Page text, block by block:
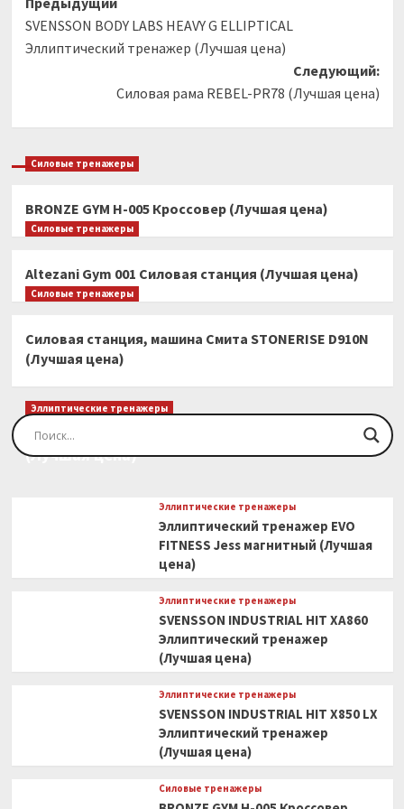
записи
SVENSSON BODY LABS HEAVY G ELLIPTICAL
Эллиптический тренажер (Лучшая цена)
Следующий:
Силовая рама REBEL-PR78 (Лучшая цена)
Силовые тренажеры
BRONZE GYM H-005 Кроссовер (Лучшая цена)
Силовые тренажеры
Altezani Gym 001 Силовая станция (Лучшая цена)
Силовые тренажеры
Силовая станция, машина Смита STONERISE D910N
(Лучшая цена)
Эллиптические тренажеры
Эллиптический тренажер EVO FITNESS Orion
(Лучшая цена)
Эллиптические тренажеры
Эллиптический тренажер EVO
FITNESS Jess магнитный (Лучшая
цена)
Эллиптические тренажеры
SVENSSON INDUSTRIAL HIT XA860
Эллиптический тренажер
(Лучшая цена)
Эллиптические тренажеры
SVENSSON INDUSTRIAL HIT X850 LX
Эллиптический тренажер
(Лучшая цена)
Силовые тренажеры